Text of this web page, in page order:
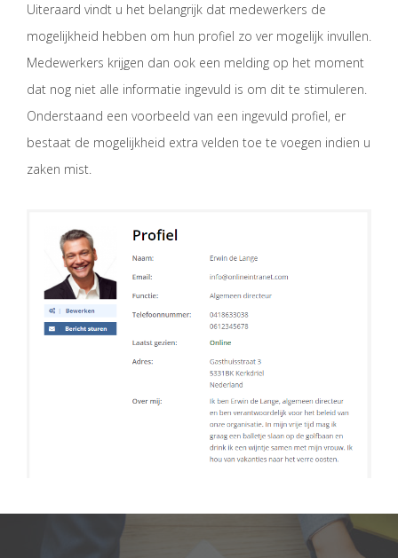
Uiteraard vindt u het belangrijk dat medewerkers de
mogelijkheid hebben om hun profiel zo ver mogelijk invullen.
Medewerkers krijgen dan ook een melding op het moment
dat nog niet alle informatie ingevuld is om dit te stimuleren.
Onderstaand een voorbeeld van een ingevuld profiel, er
bestaat de mogelijkheid extra velden toe te voegen indien u
zaken mist.